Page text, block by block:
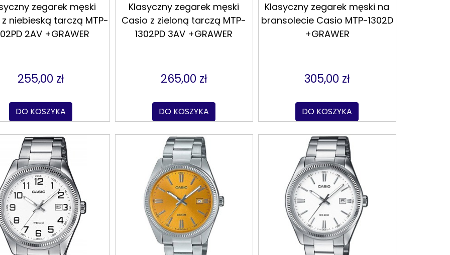
zegarek męski
niebieską tarczą MTP-
2AV +GRAWER
255,00 zł
DO KOSZYKA
Klasyczny zegarek męski
Casio z zieloną tarczą MTP-
1302PD 3AV +GRAWER
265,00 zł
DO KOSZYKA
Klasyczny zegarek męski na
bransolecie Casio MTP-1302D
+GRAWER
305,00 zł
DO KOSZYKA